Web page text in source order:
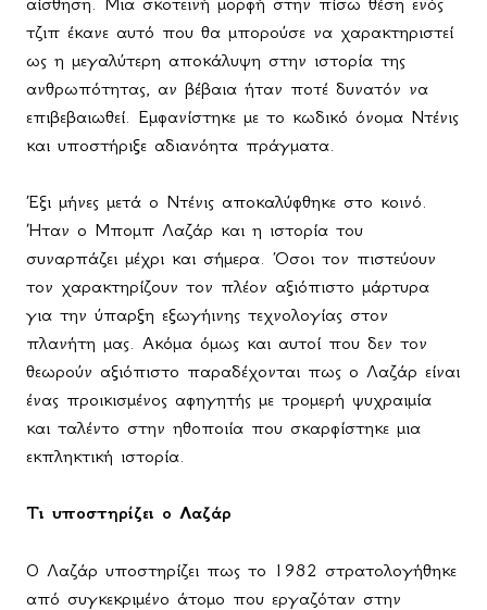
τζιπ έκανε αυτό που θα μπορούσε να χαρακτηριστεί
ως η μεγαλύτερη αποκάλυψη στην ιστορία της
ανθρωπότητας, αν βέβαια ήταν ποτέ δυνατόν να
επιβεβαιωθεί. Εμφανίστηκε με το κωδικό όνομα Ντένις
και υποστήριξε αδιανόητα πράγματα.
Έξι μήνες μετά ο Ντένις αποκαλύφθηκε στο κοινό.
Ήταν ο Μπομπ Λαζάρ και η ιστορία του
συναρπάζει μέχρι και σήμερα. Όσοι τον πιστεύουν
τον χαρακτηρίζουν τον πλέον αξιόπιστο μάρτυρα
για την ύπαρξη εξωγήινης τεχνολογίας στον
πλανήτη μας. Ακόμα όμως και αυτοί που δεν τον
θεωρούν αξιόπιστο παραδέχονται πως ο Λαζάρ είναι
ένας προικισμένος αφηγητής με τρομερή ψυχραιμία
και ταλέντο στην ηθοποιία που σκαρφίστηκε μια
εκπληκτική ιστορία.
Τι υποστηρίζει ο Λαζάρ
Ο Λαζάρ υποστηρίζει πως το 1982 στρατολογήθηκε
από συγκεκριμένο άτομο που εργαζόταν στην